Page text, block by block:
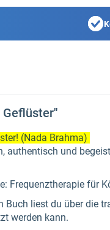
Geflüster"
(Nada Brahma)
authentisch und
Frequenztherapie für
Buch liest du über die
werden kann.